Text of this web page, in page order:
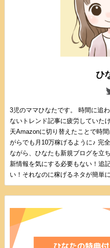
ひ
3児のママひなたです。 時間に追
ないトレンド記事に疲労していた
天Amazonに切り替えたことで時
がらでも月10万稼げるように♪ 完
ながら、ひなたも新規ブログを立
新情報を気にする必要もない！追
い！それなのに稼げるネタが簡単